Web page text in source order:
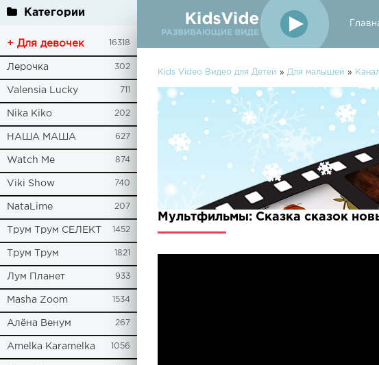
Категории
+ Для девочек 16318
Лерочка 302
Valensia Lucky 711
Nika Kiko 202
НАША МАША 627
Watch Me 874
Viki Show 740
NataLime 207
Трум Трум СЕЛЕКТ 1452
Трум Трум 1821
Лум Планет 933
Masha Zoom 1534
Алёна Венум 267
Amelka Karamelka 1056
Kids Video Видео для Детей » Для малышей »
Мультфильмы: Сказка сказок